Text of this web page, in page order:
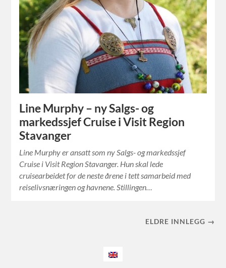
Line Murphy – ny Salgs- og
markedssjef Cruise i Visit Region
Stavanger
Line Murphy er ansatt som ny Salgs- og markedssjef
Cruise i Visit Region Stavanger. Hun skal lede
cruisearbeidet for de neste årene i tett samarbeid med
reiselivsnæringen og havnene. Stillingen…
ELDRE INNLEGG →